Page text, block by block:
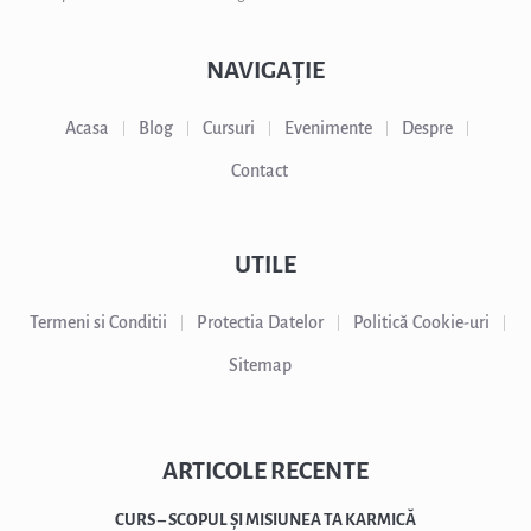
NAVIGAȚIE
Acasa Blog Cursuri Evenimente Despre
Contact
UTILE
Termeni si Conditii Protectia Datelor Politică Cookie-uri
Sitemap
ARTICOLE RECENTE
CURS – SCOPUL ȘI MISIUNEA TA KARMICĂ